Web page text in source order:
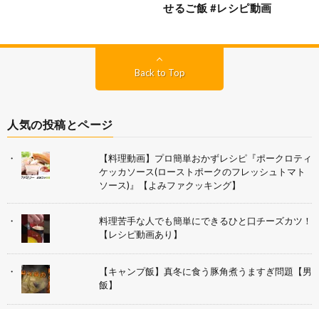
せるご飯 #レシピ動画
Back to Top
人気の投稿とページ
【料理動画】プロ簡単おかずレシピ『ポークロティ
ケッカソース(ローストポークのフレッシュトマト
ソース)』【よみファクッキング】
料理苦手な人でも簡単にできるひと口チーズカツ！
【レシピ動画あり】
【キャンプ飯】真冬に食う豚角煮うますぎ問題【男
飯】